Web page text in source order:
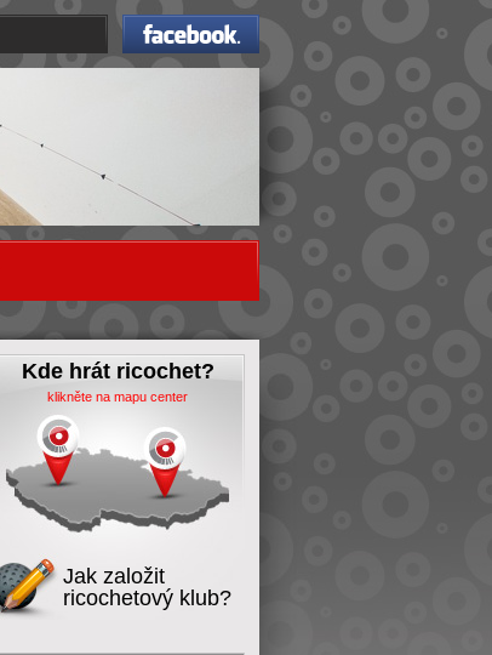
Facebook
Kde hrát ricochet?
klikněte na mapu center
Jak založit
ricochetový klub?